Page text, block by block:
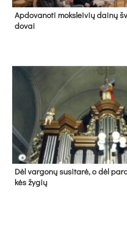
Ap­do­va­no­ti moks­lei­vių dai­nų
do­vai
Dėl var­go­nų su­si­ta­rė, o dėl
kės žy­gių